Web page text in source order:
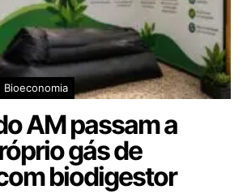
AM passam a
gás de
biodigestor